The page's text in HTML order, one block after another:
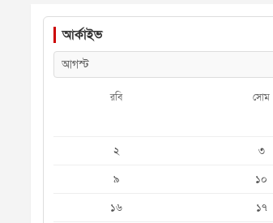
আর্কাইভ
রবি সোম
২
৩
৯
১০
১৬
১৭